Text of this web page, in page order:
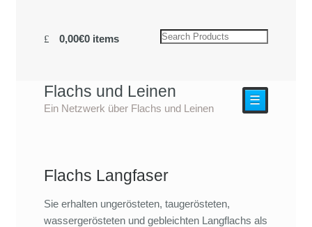
0,00€0 items
Flachs und Leinen
Ein Netzwerk über Flachs und Leinen
☰
Flachs Langfaser
Sie erhalten ungerösteten, taugerösteten,
wassergerösteten und gebleichten Langflachs als